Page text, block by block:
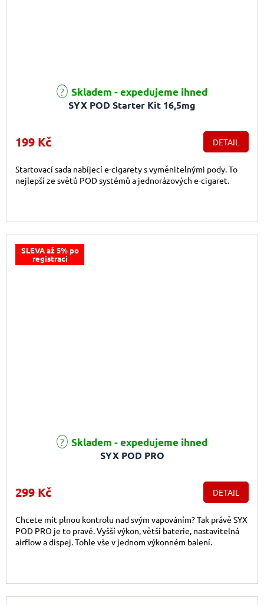
SYX POD Starter Kit 16,5mg
Průměrné hodnocení produktu je 5,0 z 5 hvězdiček.
Skladem - expedujeme ihned
199 Kč DETAIL
Startovací sada nabíjecí e-cigarety s vyměnitelnými pody. To
nejlepší ze světů POD systémů a jednorázových e-cigaret.
SLEVA až 5% po
registraci
SYX POD PRO
Skladem - expedujeme ihned
299 Kč DETAIL
Chcete mít plnou kontrolu nad svým vapováním? Tak právě SYX
POD PRO je to pravé. Vyšší výkon, větší baterie, nastavitelná
airflow a dispej. Tohle vše v jednom výkonném balení.